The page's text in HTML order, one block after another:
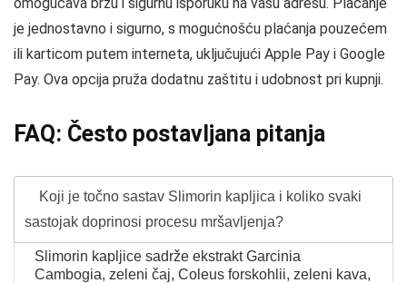
je jednostavno i sigurno, s mogućnošću plaćanja pouzećem
ili karticom putem interneta, uključujući Apple Pay i Google
Pay. Ova opcija pruža dodatnu zaštitu i udobnost pri kupnji.
FAQ: Često postavljana pitanja
Koji je točno sastav Slimorin kapljica i koliko svaki
sastojak doprinosi procesu mršavljenja?
Slimorin kapljice sadrže ekstrakt Garcinia
Cambogia, zeleni čaj, Coleus forskohlii, zeleni kava,